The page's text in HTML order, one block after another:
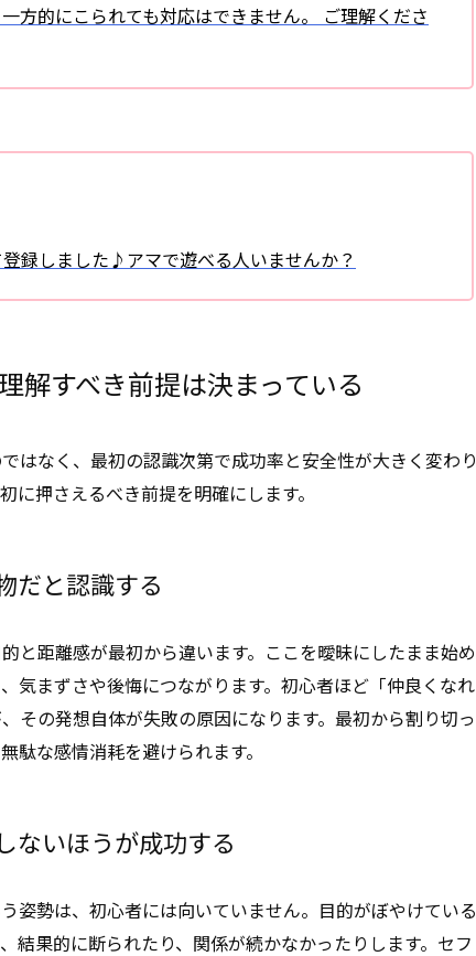
方的にこられても対応はできません。 ご理解くださ
録しました♪アマで遊べる人いませんか？
解すべき前提は決まっている
はなく、最初の認識次第で成功率と安全性が大きく変わり
に押さえるべき前提を明確にします。
だと認識する
と距離感が最初から違います。ここを曖昧にしたまま始め
気まずさや後悔につながります。初心者ほど「仲良くなれ
その発想自体が失敗の原因になります。最初から割り切っ
駄な感情消耗を避けられます。
ないほうが成功する
姿勢は、初心者には向いていません。目的がぼやけている
結果的に断られたり、関係が続かなかったりします。セフ